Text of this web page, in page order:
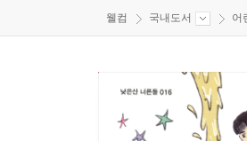
웰컴 국내도서 어